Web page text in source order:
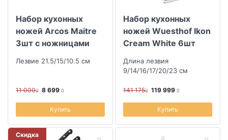
Набор кухонных
ножей Arcos Maitre
3шт с ножницами
Лезвие 21.5/15/10.5 см
11 000 8 699
Купить
Набор кухонных
ножей Wuesthof Ikon
Cream White 6шт
Длина лезвия
9/14/16/17/20/23 см
141 175 119 999
Купить
Скидка